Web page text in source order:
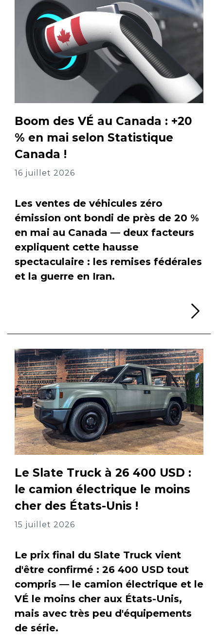
Boom des VÉ au Canada : +20
% en mai selon Statistique
Canada !
16 juillet 2026
Les ventes de véhicules zéro
émission ont bondi de près de 20 %
en mai au Canada — deux facteurs
expliquent cette hausse
spectaculaire : les remises fédérales
et la guerre en Iran.
Le Slate Truck à 26 400 USD :
le camion électrique le moins
cher des États-Unis !
15 juillet 2026
Le prix final du Slate Truck vient
d'être confirmé : 26 400 USD tout
compris — le camion électrique et le
VÉ le moins cher aux États-Unis,
mais avec très peu d'équipements
de série.